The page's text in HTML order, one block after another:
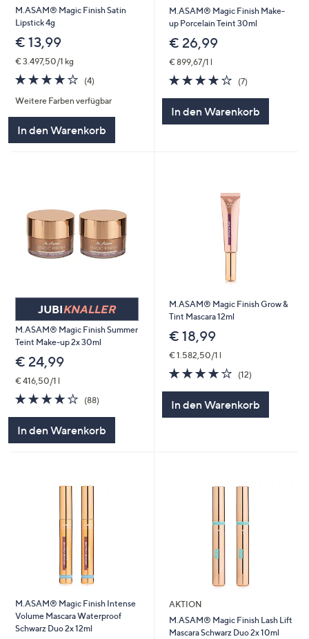
M.ASAM® Magic Finish Satin
Lipstick 4g
€ 13,99
€ 3.497,50/1 kg
4.0
von
5
(4)
Weitere Farben verfügbar
In den Warenkorb
M.ASAM® Magic Finish Make-
up Porcelain Teint 30ml
€ 26,99
€ 899,67/1 l
3.9
von
(7)
In den Warenkorb
JUBIKNALLER
M.ASAM® Magic Finish Summer
Teint Make-up 2x 30ml
€ 24,99
€ 416,50/1 l
3.8
von
(88)88
In den Warenkorb
M.ASAM® Magic Finish Grow &
Tint Mascara 12ml
€ 18,99
€ 1.582,50/1 l
3.8
von
(12)
In den Warenkorb
M.ASAM® Magic Finish Intense
Volume Mascara Waterproof
Schwarz Duo 2x 12ml
AKTION
M.ASAM® Magic Finish Lash Lift
Mascara Schwarz Duo 2x 10ml